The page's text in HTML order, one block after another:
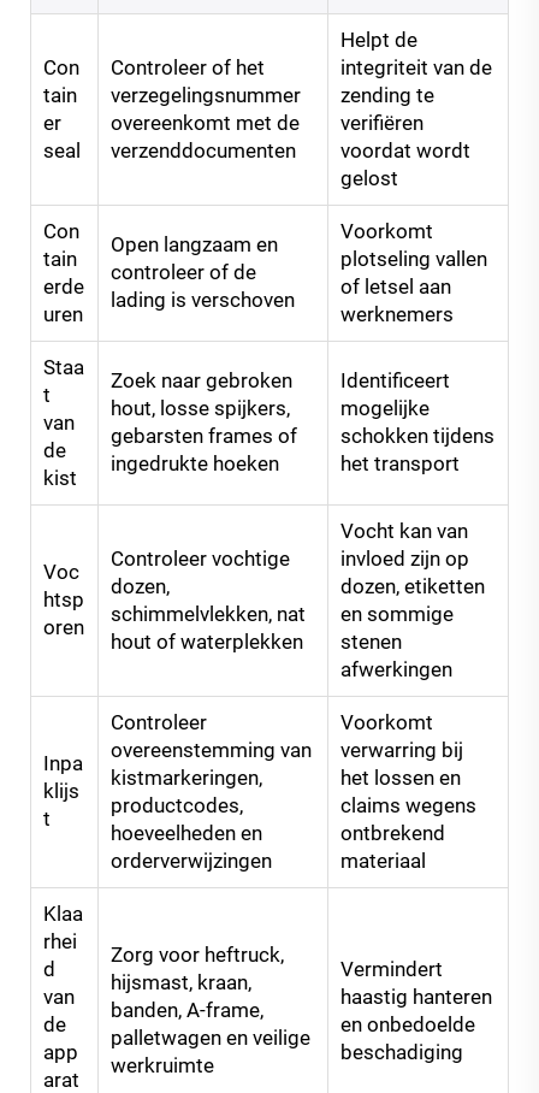
Con
tain
er
seal
Controleer of het
verzegelingsnummer
overeenkomt met de
verzenddocumenten
Helpt de
integriteit van de
zending te
verifiëren
voordat wordt
gelost
Con
tain
erde
uren
Open langzaam en
controleer of de
lading is verschoven
Voorkomt
plotseling vallen
of letsel aan
werknemers
Staa
t
van
de
kist
Zoek naar gebroken
hout, losse spijkers,
gebarsten frames of
ingedrukte hoeken
Identificeert
mogelijke
schokken tijdens
het transport
Voc
htsp
oren
Controleer vochtige
dozen,
schimmelvlekken, nat
hout of waterplekken
Vocht kan van
invloed zijn op
dozen, etiketten
en sommige
stenen
afwerkingen
Inpa
klijs
t
Controleer
overeenstemming van
kistmarkeringen,
productcodes,
hoeveelheden en
orderverwijzingen
Voorkomt
verwarring bij
het lossen en
claims wegens
ontbrekend
materiaal
Klaa
rhei
d
van
de
app
arat
Zorg voor heftruck,
hijsmast, kraan,
banden, A-frame,
palletwagen en veilige
werkruimte
Vermindert
haastig hanteren
en onbedoelde
beschadiging